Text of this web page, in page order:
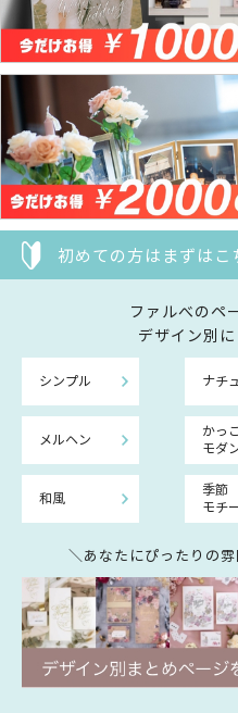
初めての方はまずはこ
ファルべのペ
デザイン別に
シンプル ナチ
メルヘン
かっ
モダ
和風
季節
モチ
＼あなたにぴったりの